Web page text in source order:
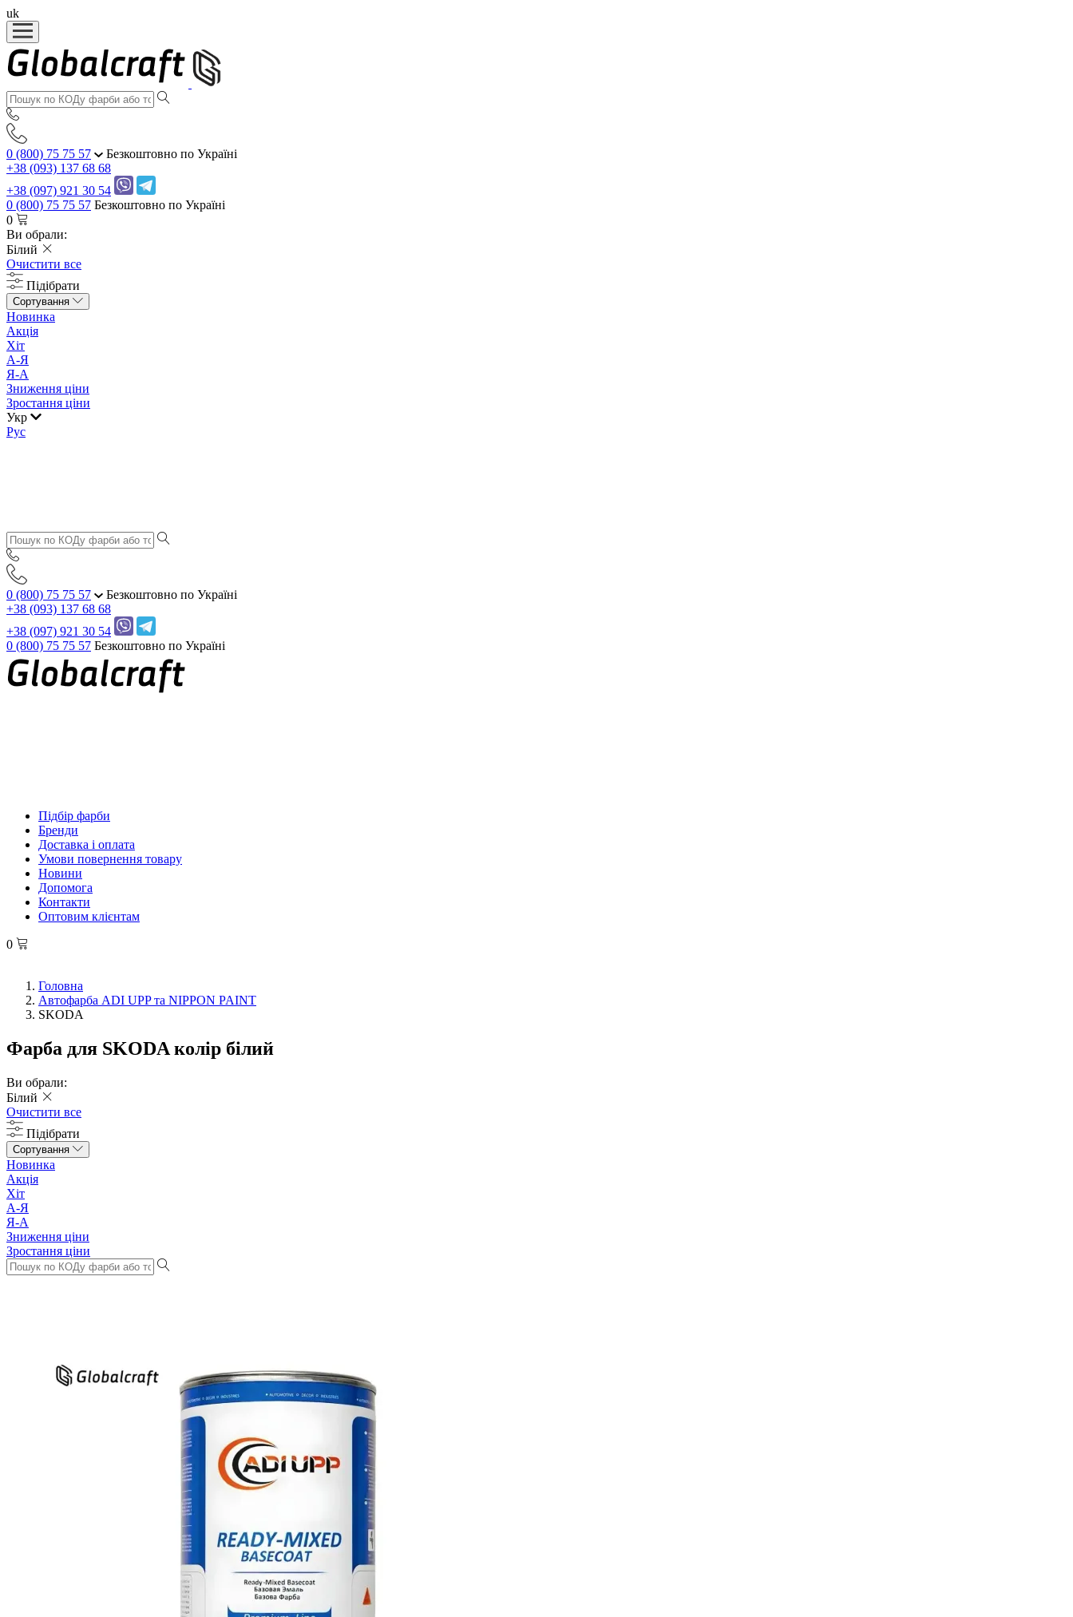
uk
0 (800) 75 75 57
Безкоштовно по Україні
+38 (093) 137 68 68
+38 (097) 921 30 54
0 (800) 75 75 57 Безкоштовно по Україні
0
Ви обрали:
Білий
Очистити все
Підібрати
Сортування
Новинка
Акція
Хіт
А-Я
Я-А
Зниження ціни
Зростання ціни
Укр
Рус
0 (800) 75 75 57
Безкоштовно по Україні
+38 (093) 137 68 68
+38 (097) 921 30 54
0 (800) 75 75 57 Безкоштовно по Україні
Підбір фарби
Бренди
Доставка і оплата
Умови повернення товару
Новини
Допомога
Контакти
Оптовим клієнтам
0
Головна
Автофарба ADI UPP та NIPPON PAINT
SKODA
Фарба для SKODA колір білий
Ви обрали:
Білий
Очистити все
Підібрати
Сортування
Новинка
Акція
Хіт
А-Я
Я-А
Зниження ціни
Зростання ціни